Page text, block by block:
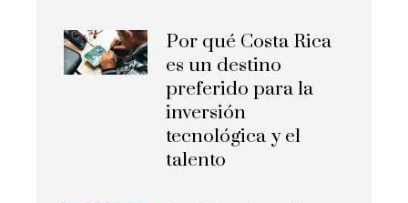
Por qué Costa Rica
es un destino
preferido para la
inversión
tecnológica y el
talento